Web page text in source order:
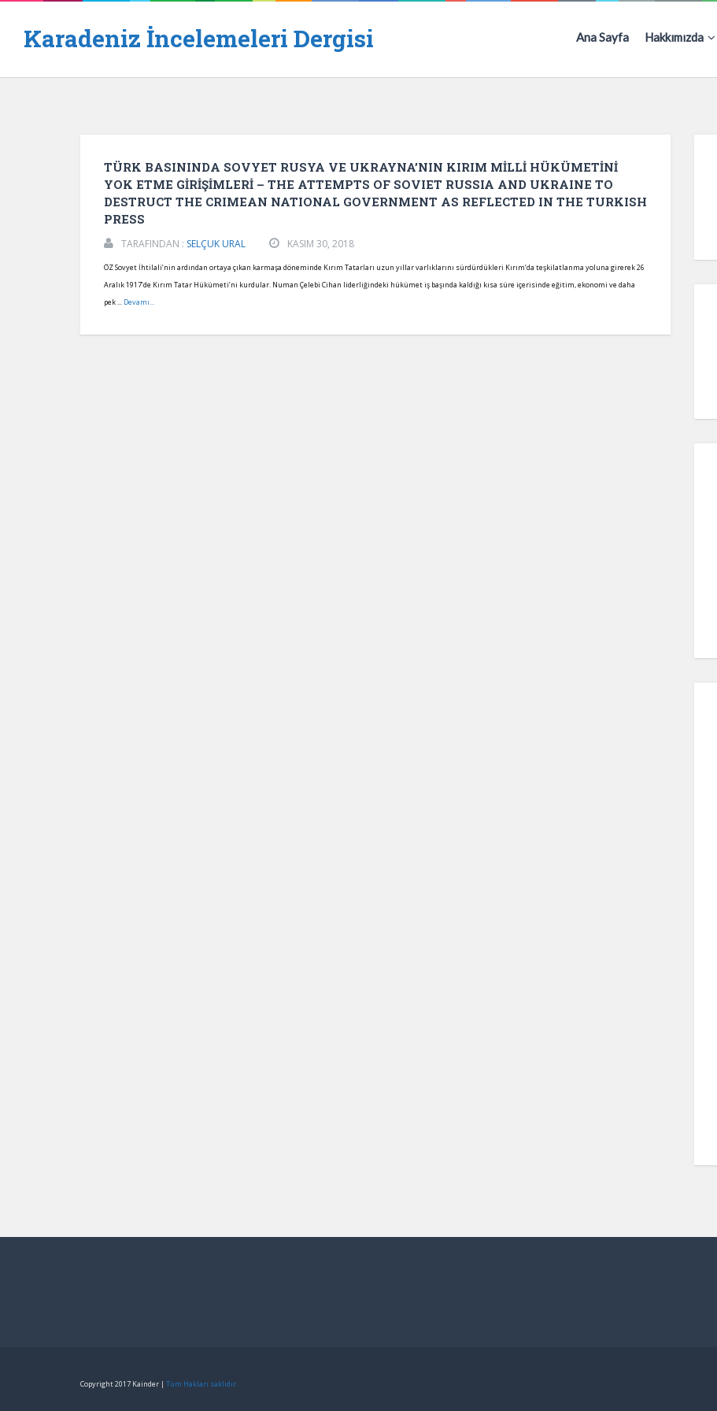
Karadeniz İncelemeleri Dergisi Ana Sayfa Hakkımızda
TÜRK BASININDA SOVYET RUSYA VE UKRAYNA’NIN KIRIM MİLLİ HÜKÜMETİNİ
YOK ETME GİRİŞİMLERİ – THE ATTEMPTS OF SOVIET RUSSIA AND UKRAINE TO
DESTRUCT THE CRIMEAN NATIONAL GOVERNMENT AS REFLECTED IN THE TURKISH
PRESS
TARAFINDAN : SELÇUK URAL KASIM 30, 2018
ÖZ Sovyet İhtilali’nin ardından ortaya çıkan karmaşa döneminde Kırım Tatarları uzun yıllar varlıklarını sürdürdükleri Kırım’da teşkilatlanma yoluna girerek 26
Aralık 1917’de Kırım Tatar Hükümeti’ni kurdular. Numan Çelebi Cihan liderliğindeki hükümet iş başında kaldığı kısa süre içerisinde eğitim, ekonomi ve daha
pek ... Devamı...
Copyright 2017 Kainder | Tüm Hakları saklıdır.